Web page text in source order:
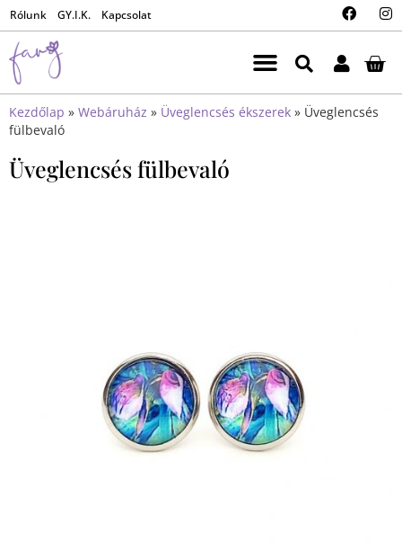
Rólunk GY.I.K. Kapcsolat
Kezdőlap » Webáruház » Üveglencsés ékszerek » Üveglencsés
fülbevaló
Üveglencsés fülbevaló